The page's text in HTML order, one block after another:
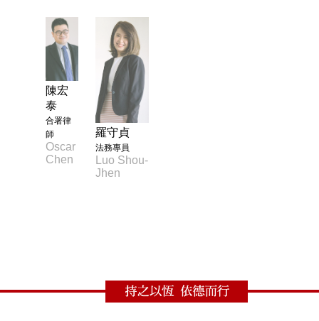
陳宏
泰
合署律
師
Oscar
Chen
羅守貞
法務專員
Luo Shou-
Jhen